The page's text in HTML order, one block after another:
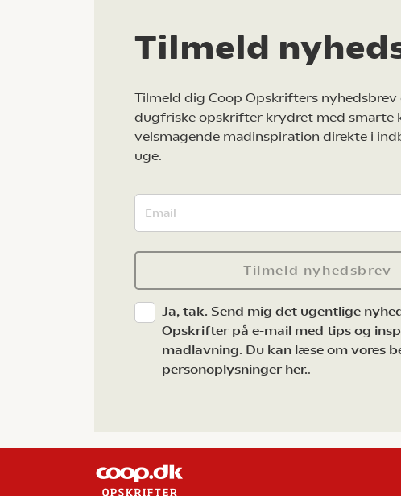
Tilmeld
Tilmeld dig Coop Opskrifters nyhedsbrev
dugfriske opskrifter krydret med smarte
velsmagende madinspiration direkte i
uge.
Tilmeld nyhedsbrev
Ja, tak. Send mig det ugentlige
Opskrifter på e-mail med tips og
madlavning. Du kan læse om vores
personoplysninger her..